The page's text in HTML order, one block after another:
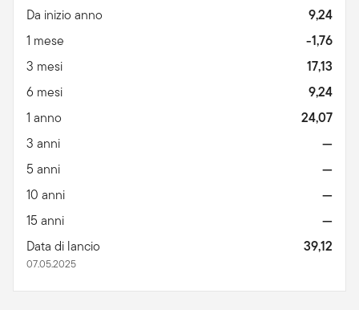
Da inizio anno
9,24
1 mese
-1,76
3 mesi
17,13
6 mesi
9,24
1 anno
24,07
3 anni
—
5 anni
—
10 anni
—
15 anni
—
Data di lancio
07.05.2025
39,12